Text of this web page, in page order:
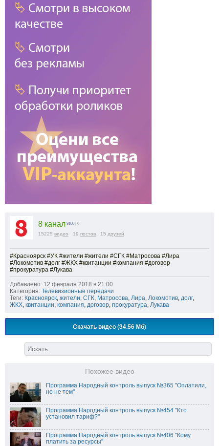
8 канал 9100 | 0
15225 видео 19 постов 15 друзей
#Красноярск #УК #жители #жители #СГК #Матросова #Лира
#Локомотив #долг #ЖКХ #квитанции #компания #договор
#прокуратура #Лукава
Добавлено: 12 февраля 2018 в 21:00
Категория: Телевизионные передачи
Теги: Красноярск, жители, СГК, Матросова, Лира, Локомотив, долг,
ЖКХ, квитанции, компания, договор, прокуратура, Лукава
Скачать видео (34.56 Мб)
Похожее видео
Программа Народный контроль выпуск №365 "Оплатили,
но не тем"
Программа Народный контроль выпуск №454 "Кто
установил тариф?"
Программа Народный контроль выпуск №406 "Кому
платить за ресурсы"